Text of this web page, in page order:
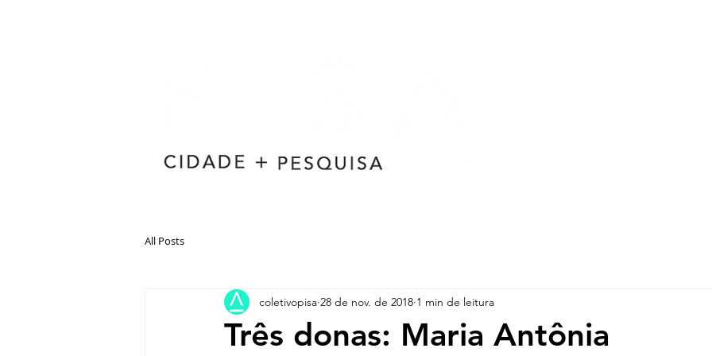
All Posts
Três donas: Maria Antônia
coletivopisa 28 de nov. de 2018 1 min de leitura